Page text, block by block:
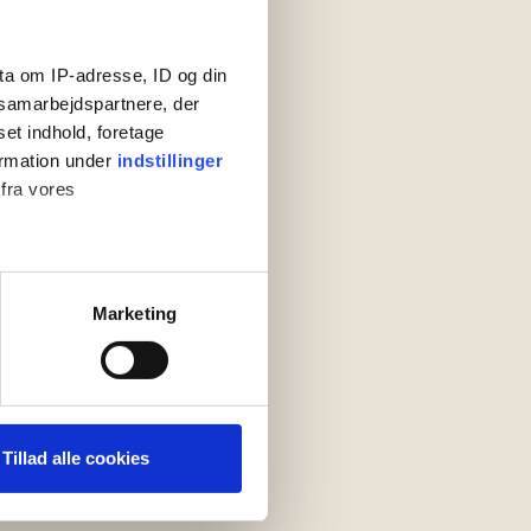
om IP-adresse, ID og din
der
indhold, foretage
under indstillinger
vores
og til at analysere
for sociale medier,
Marketing
Tillad alle cookies